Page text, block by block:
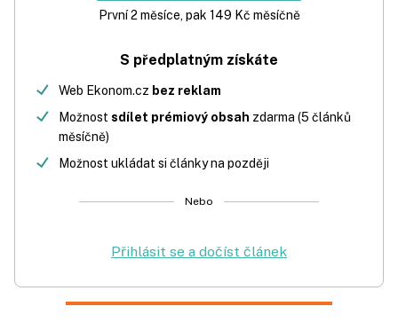
První 2 měsíce, pak 149 Kč měsíčně
S předplatným získáte
Web Ekonom.cz bez reklam
Možnost sdílet prémiový obsah zdarma (5 článků
měsíčně)
Možnost ukládat si články na později
Nebo
Přihlásit se a dočíst článek